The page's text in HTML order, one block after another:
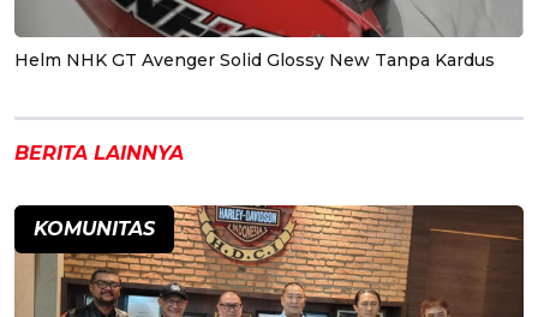
Helm NHK GT Avenger Solid Glossy New Tanpa Kardus
BERITA LAINNYA
KOMUNITAS